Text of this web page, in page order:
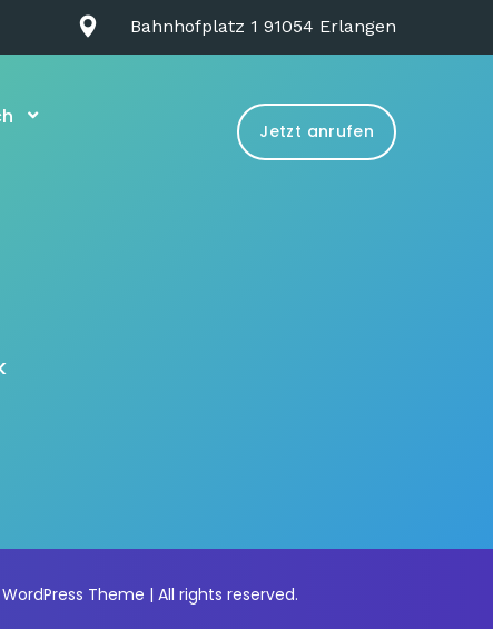
Bahnhofplatz 1 91054 Erlangen
Jetzt anrufen
Theme | All rights reserved.